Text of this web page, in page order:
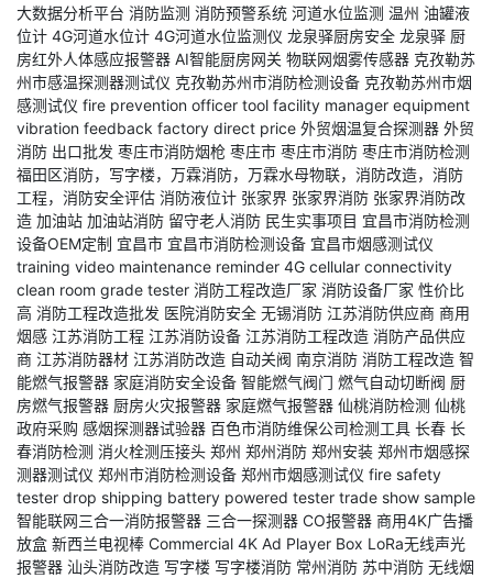
大数据分析平台 消防监测 消防预警系统 河道水位监测 温州 油罐液
位计 4G河道水位计 4G河道水位监测仪 龙泉驿厨房安全 龙泉驿 厨
房红外人体感应报警器 AI智能厨房网关 物联网烟雾传感器 克孜勒苏
州市感温探测器测试仪 克孜勒苏州市消防检测设备 克孜勒苏州市烟
感测试仪 fire prevention officer tool facility manager equipment
vibration feedback factory direct price 外贸烟温复合探测器 外贸
消防 出口批发 枣庄市消防烟枪 枣庄市 枣庄市消防 枣庄市消防检测
福田区消防，写字楼，万霖消防，万霖水母物联，消防改造，消防
工程，消防安全评估 消防液位计 张家界 张家界消防 张家界消防改
造 加油站 加油站消防 留守老人消防 民生实事项目 宜昌市消防检测
设备OEM定制 宜昌市 宜昌市消防检测设备 宜昌市烟感测试仪
training video maintenance reminder 4G cellular connectivity
clean room grade tester 消防工程改造厂家 消防设备厂家 性价比
高 消防工程改造批发 医院消防安全 无锡消防 江苏消防供应商 商用
烟感 江苏消防工程 江苏消防设备 江苏消防工程改造 消防产品供应
商 江苏消防器材 江苏消防改造 自动关阀 南京消防 消防工程改造 智
能燃气报警器 家庭消防安全设备 智能燃气阀门 燃气自动切断阀 厨
房燃气报警器 厨房火灾报警器 家庭燃气报警器 仙桃消防检测 仙桃
政府采购 感烟探测器试验器 百色市消防维保公司检测工具 长春 长
春消防检测 消火栓测压接头 郑州 郑州消防 郑州安装 郑州市烟感探
测器测试仪 郑州市消防检测设备 郑州市烟感测试仪 fire safety
tester drop shipping battery powered tester trade show sample
智能联网三合一消防报警器 三合一探测器 CO报警器 商用4K广告播
放盒 新西兰电视棒 Commercial 4K Ad Player Box LoRa无线声光
报警器 汕头消防改造 写字楼 写字楼消防 常州消防 苏中消防 无线烟